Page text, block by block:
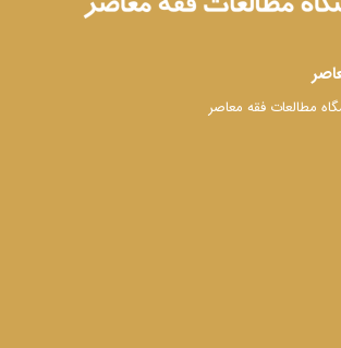
مطالعات فقه معاصر